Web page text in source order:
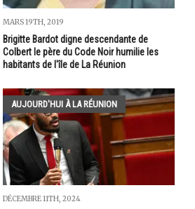
MARS 19TH, 2019
Brigitte Bardot digne descendante de
Colbert le père du Code Noir humilie les
habitants de l'île de La Réunion
AUJOURD'HUI À LA RÉUNION
DÉCEMBRE 11TH, 2024